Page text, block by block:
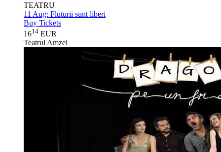
TEATRU
11 Aug: Fluturii sunt liberi
Buy Tickets
1614 EUR
Teatrul Amzei